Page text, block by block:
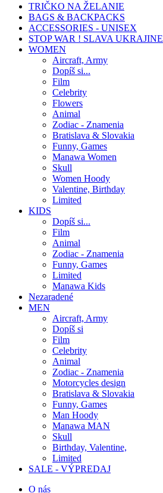
TRIČKO NA ŽELANIE
BAGS & BACKPACKS
ACCESSORIES - UNISEX
STOP WAR ! SLAVA UKRAJINE
WOMEN
Aircraft, Army
Dopíš si...
Film
Celebrity
Flowers
Animal
Zodiac - Znamenia
Bratislava & Slovakia
Funny, Games
Manawa Women
Skull
Women Hoody
Valentine, Birthday
Limited
KIDS
Dopíš si...
Film
Animal
Zodiac - Znamenia
Funny, Games
Limited
Manawa Kids
Nezaradené
MEN
Aircraft, Army
Dopíš si
Film
Celebrity
Animal
Zodiac - Znamenia
Motorcycles design
Bratislava & Slovakia
Funny, Games
Man Hoody
Manawa MAN
Skull
Birthday, Valentine,
Limited
SALE - VÝPREDAJ
O nás